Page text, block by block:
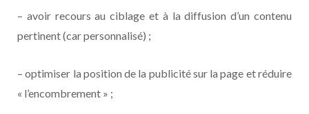
– avoir recours au ciblage et à la diffusion d’un contenu
pertinent (car personnalisé) ;
– optimiser la position de la publicité sur la page et réduire
« l’encombrement » ;